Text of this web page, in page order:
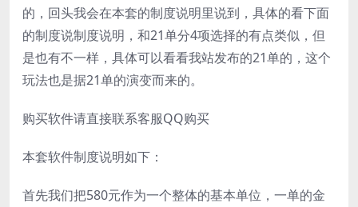
的，回头我会在本套的制度说明里说到，具体的看下面
的制度说制度说明，和21单分4项选择的有点类似，但
是也有不一样，具体可以看看我站发布的21单的，这个
玩法也是据21单的演变而来的。
购买软件请直接联系客服QQ购买
本套软件制度说明如下：
首先我们把580元作为一个整体的基本单位，一单的金